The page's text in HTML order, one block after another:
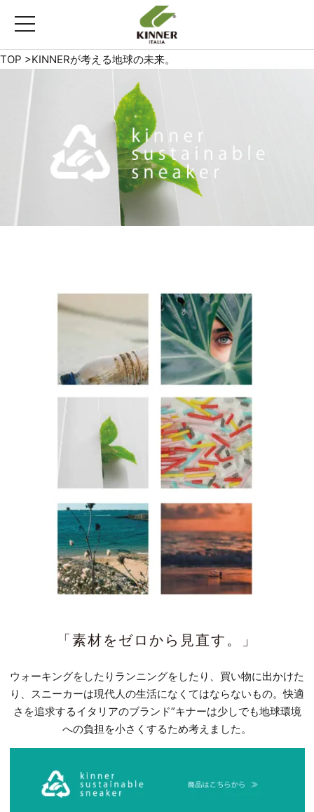
toggle
TOP >KINNERが考える地球の未来。
「素材をゼロから見直す。」
ウォーキングをしたりランニングをしたり、買い物に出かけた
り、スニーカーは現代人の生活になくてはならないもの。快適
さを追求するイタリアのブランド”キナーは少しでも地球環境
への負担を小さくするため考えました。